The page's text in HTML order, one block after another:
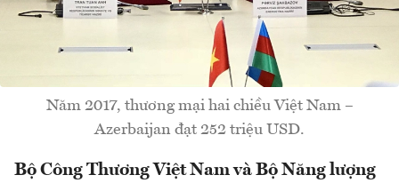
Năm 2017, thương mại hai chiều Việt Nam –
Azerbaijan đạt 252 triệu USD.
Bộ Công Thương Việt Nam và Bộ Năng lượng